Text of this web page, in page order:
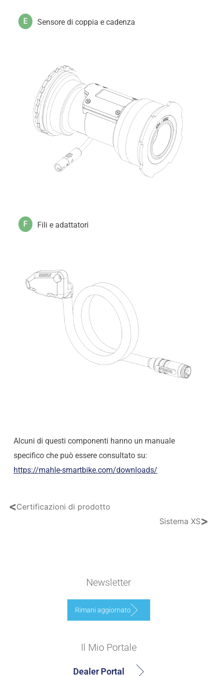
E Sensore di coppia e cadenza
F Fili e adattatori
Alcuni di questi componenti hanno un manuale
specifico che può essere consultato su:
https://mahle-smartbike.com/downloads/
<Certificazioni di prodotto
Sistema XS>
Newsletter
Rimani aggiornato
Il Mio Portale
Dealer Portal